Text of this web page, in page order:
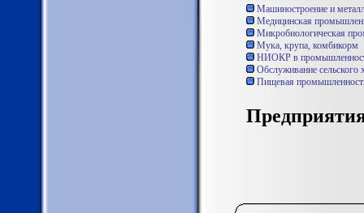
Машиностроение и
Медицинская
Микробиологическая
Мука, крупа, комбикорм
НИОКР в
Обслуживание сельского
Пищевая